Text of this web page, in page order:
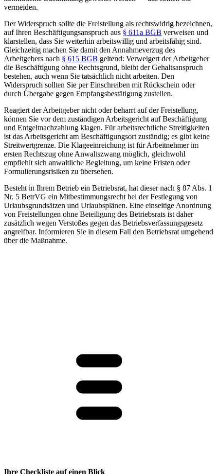
vermeiden.
Der Widerspruch sollte die Freistellung als rechtswidrig bezeichnen,
auf Ihren Beschäftigungsanspruch aus § 611a BGB verweisen und
klarstellen, dass Sie weiterhin arbeitswillig und arbeitsfähig sind.
Gleichzeitig machen Sie damit den Annahmeverzug des
Arbeitgebers nach § 615 BGB geltend: Verweigert der Arbeitgeber
die Beschäftigung ohne Rechtsgrund, bleibt der Gehaltsanspruch
bestehen, auch wenn Sie tatsächlich nicht arbeiten. Den
Widerspruch sollten Sie per Einschreiben mit Rückschein oder
durch Übergabe gegen Empfangsbestätigung zustellen.
Reagiert der Arbeitgeber nicht oder beharrt auf der Freistellung,
können Sie vor dem zuständigen Arbeitsgericht auf Beschäftigung
und Entgeltnachzahlung klagen. Für arbeitsrechtliche Streitigkeiten
ist das Arbeitsgericht am Beschäftigungsort zuständig; es gibt keine
Streitwertgrenze. Die Klageeinreichung ist für Arbeitnehmer im
ersten Rechtszug ohne Anwaltszwang möglich, gleichwohl
empfiehlt sich anwaltliche Begleitung, um keine Fristen oder
Formulierungsrisiken zu übersehen.
Besteht in Ihrem Betrieb ein Betriebsrat, hat dieser nach § 87 Abs. 1
Nr. 5 BetrVG ein Mitbestimmungsrecht bei der Festlegung von
Urlaubsgrundsätzen und Urlaubsplänen. Eine einseitige Anordnung
von Freistellungen ohne Beteiligung des Betriebsrats ist daher
zusätzlich wegen Verstoßes gegen das Betriebsverfassungsgesetz
angreifbar. Informieren Sie in diesem Fall den Betriebsrat umgehend
über die Maßnahme.
Ihre Checkliste auf einen Blick